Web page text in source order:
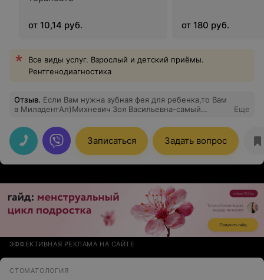
от 10,14 руб. от 180 руб.
Все виды услуг. Взрослый и детский приёмы.
Рентгенодиагностика
Отзыв. Если Вам нужна зубная фея для ребенка,то Вам
в МиладентАл)Михневич Зоя Васильевна-самый
удовольствием лечит зубы)Очень рекомендую)
Еще
Записаться Задать вопрос
ЭФФЕКТИВНАЯ РЕКЛАМА НА САЙТЕ
СТОМАТОЛОГИЯ